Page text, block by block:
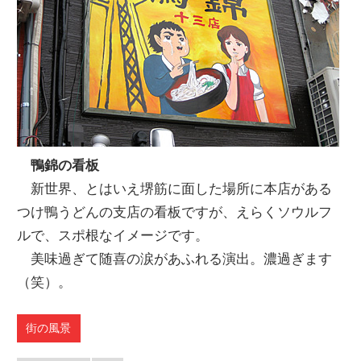
鴨錦の看板
新世界、とはいえ堺筋に面した場所に本店がある
つけ鴨うどんの支店の看板ですが、えらくソウルフ
ルで、スポ根なイメージです。
美味過ぎて随喜の涙があふれる演出。濃過ぎます
（笑）。
街の風景